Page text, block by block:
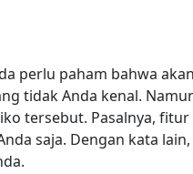
perlu paham bahwa
tidak Anda kenal.
tersebut. Pasalnya,
saja. Dengan kata